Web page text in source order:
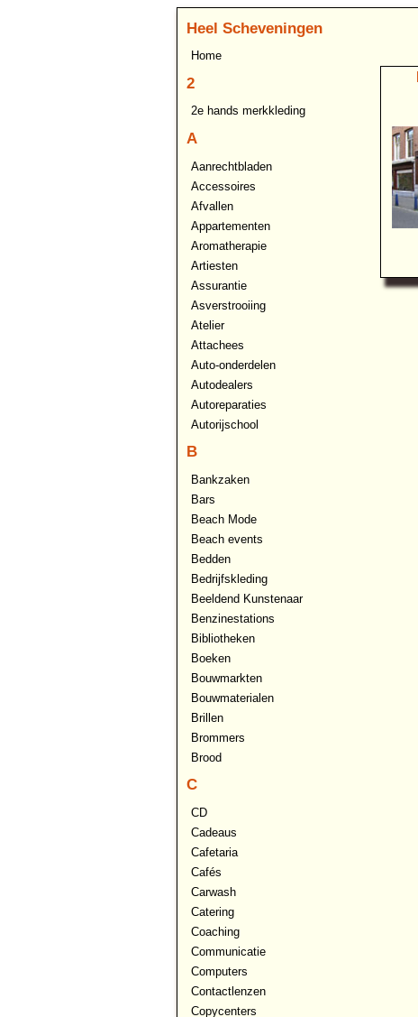
Heel Scheveningen
Home
2
2e hands merkkleding
A
Aanrechtbladen
Accessoires
Afvallen
Appartementen
Aromatherapie
Artiesten
Assurantie
Asverstrooiing
Atelier
Attachees
Auto-onderdelen
Autodealers
Autoreparaties
Autorijschool
B
Bankzaken
Bars
Beach Mode
Beach events
Bedden
Bedrijfskleding
Beeldend Kunstenaar
Benzinestations
Bibliotheken
Boeken
Bouwmarkten
Bouwmaterialen
Brillen
Brommers
Brood
C
CD
Cadeaus
Cafetaria
Cafés
Carwash
Catering
Coaching
Communicatie
Computers
Contactlenzen
Copycenters